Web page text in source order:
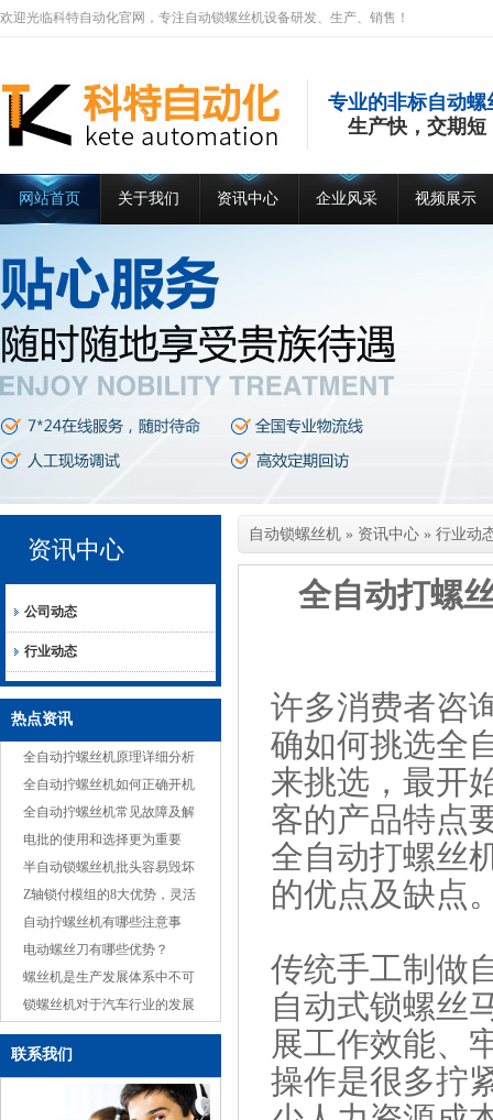
欢迎光临科特自动化官网，专注自动锁螺丝机设备研发、生产、销售！
专业的非标自动螺
生产快，交期短
网站首页 关于我们 资讯中心 企业风采 视频展示
资讯中心
公司动态
行业动态
热点资讯
全自动拧螺丝机原理详细分析
全自动拧螺丝机如何正确开机
全自动拧螺丝机常见故障及解
决方案
电批的使用和选择更为重要
半自动锁螺丝机批头容易毁坏
的原因
Z轴锁付模组的8大优势，灵活
适应多种产品
自动拧螺丝机有哪些注意事
项？
电动螺丝刀有哪些优势？
螺丝机是生产发展体系中不可
或缺的机械设备
锁螺丝机对于汽车行业的发展
联系我们
自动锁螺丝机 » 资讯中心 » 行业动
全自动打螺
许多消费者咨
确如何挑选全
来挑选，最开
客的产品特点
全自动打螺丝
的优点及缺点
传统手工制做
自动式锁螺丝
展工作效能、
操作是很多拧